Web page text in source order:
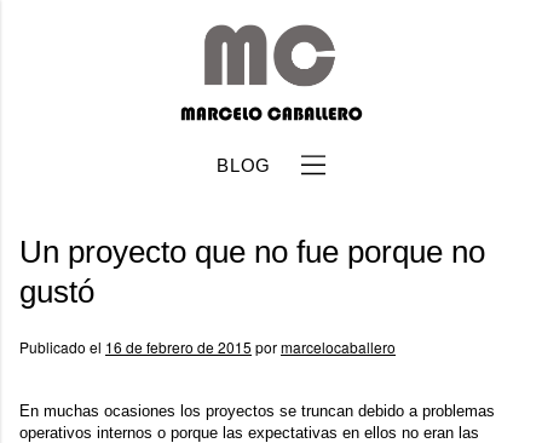
BLOG
Un proyecto que no fue porque no
gustó
Publicado el 16 de febrero de 2015 pormarcelocaballero
En muchas ocasiones los proyectos se truncan debido a problemas
operativos internos o porque las expectativas en ellos no eran las